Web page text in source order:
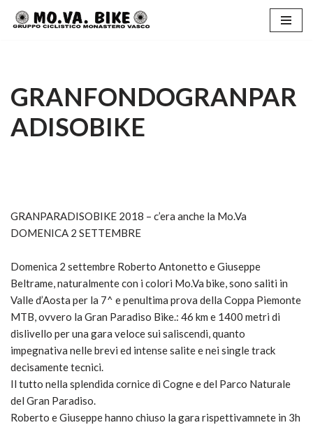
GRANFONDOGRANPAR
ADISOBIKE
GRANPARADISOBIKE 2018 – c’era anche la Mo.Va
DOMENICA 2 SETTEMBRE
Domenica 2 settembre Roberto Antonetto e Giuseppe
Beltrame, naturalmente con i colori Mo.Va bike, sono saliti in
Valle d’Aosta per la 7^ e penultima prova della Coppa Piemonte
MTB, ovvero la Gran Paradiso Bike.: 46 km e 1400 metri di
dislivello per una gara veloce sui saliscendi, quanto
impegnativa nelle brevi ed intense salite e nei single track
decisamente tecnici.
Il tutto nella splendida cornice di Cogne e del Parco Naturale
del Gran Paradiso.
Roberto e Giuseppe hanno chiuso la gara rispettivamnete in 3h